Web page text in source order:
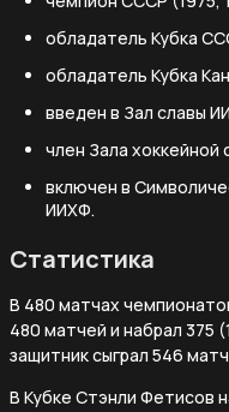
обладатель Кубка
обладатель Кубка
введен в Зал славы
член Зала хоккейной
включен в
ИИХФ.
Статистика
В 480 матчах
480 матчей и набрал 375
защитник сыграл 546
В Кубке Стэнли Фетисов